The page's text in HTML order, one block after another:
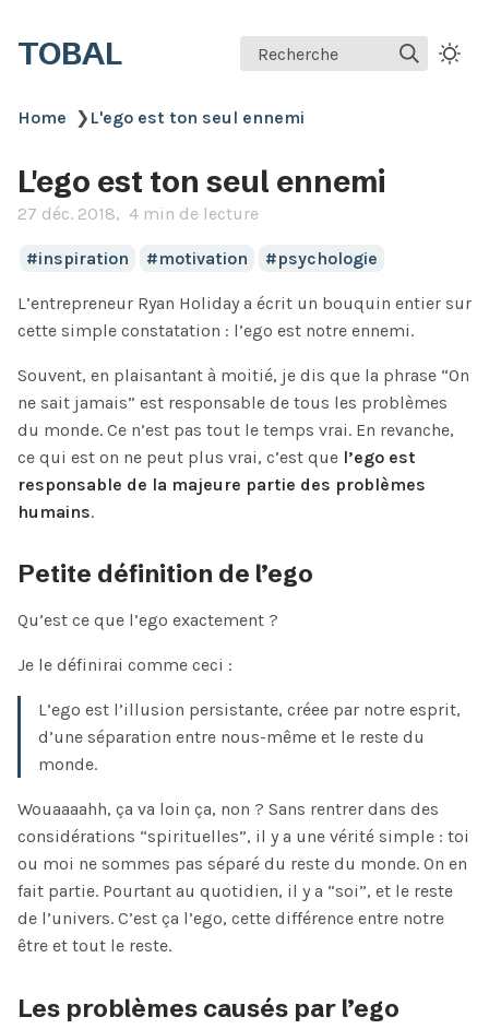
TOBAL Recherche
Home ❯ L'ego est ton seul ennemi
L'ego est ton seul ennemi
27 déc. 2018 4 min de lecture
inspiration motivation psychologie
L’entrepreneur Ryan Holiday a écrit un bouquin entier sur
cette simple constatation : l’ego est notre ennemi.
Souvent, en plaisantant à moitié, je dis que la phrase “On
ne sait jamais” est responsable de tous les problèmes
du monde. Ce n’est pas tout le temps vrai. En revanche,
ce qui est on ne peut plus vrai, c’est que l’ego est
responsable de la majeure partie des problèmes
humains.
Petite définition de l’ego
Qu’est ce que l’ego exactement ?
Je le définirai comme ceci :
L’ego est l’illusion persistante, créee par notre esprit,
d’une séparation entre nous-même et le reste du
monde.
Wouaaaahh, ça va loin ça, non ? Sans rentrer dans des
considérations “spirituelles”, il y a une vérité simple : toi
ou moi ne sommes pas séparé du reste du monde. On en
fait partie. Pourtant au quotidien, il y a “soi”, et le reste
de l’univers. C’est ça l’ego, cette différence entre notre
être et tout le reste.
Les problèmes causés par l’ego